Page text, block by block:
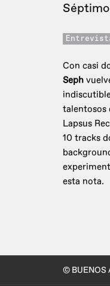
Con casi
Seph
talentosos
Lapsus
10 tracks
esta nota.
© BUENOS